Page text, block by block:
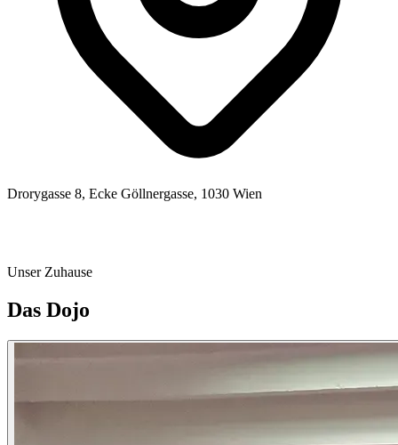
Drorygasse 8, Ecke Göllnergasse, 1030 Wien
Unser Zuhause
Das Dojo